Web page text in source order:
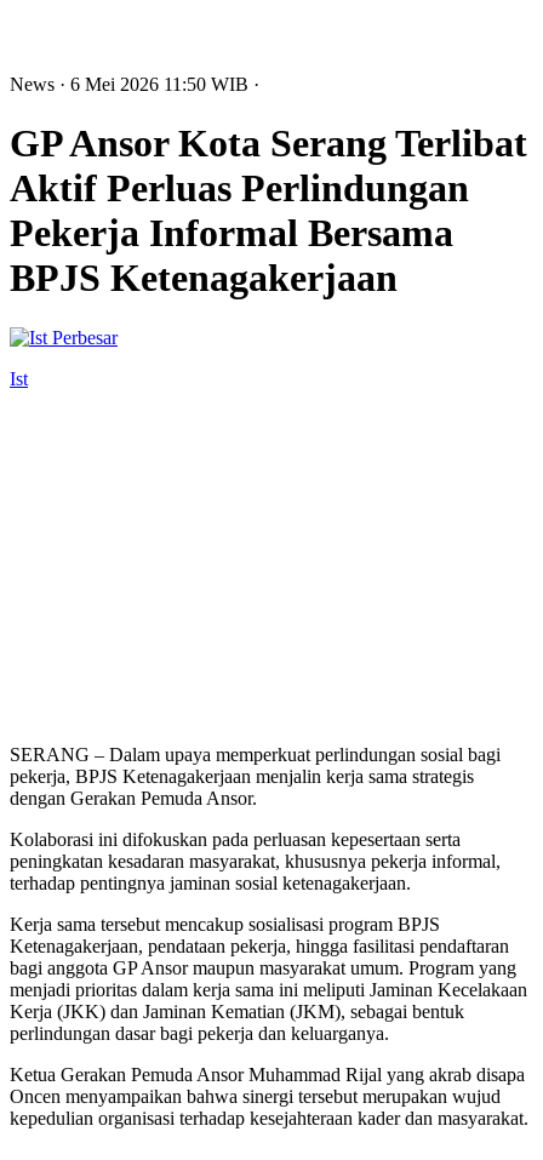
News · 6 Mei 2026 11:50 WIB ·
GP Ansor Kota Serang Terlibat
Aktif Perluas Perlindungan
Pekerja Informal Bersama
BPJS Ketenagakerjaan
Perbesar
Ist
SERANG – Dalam upaya memperkuat perlindungan sosial bagi
pekerja, BPJS Ketenagakerjaan menjalin kerja sama strategis
dengan Gerakan Pemuda Ansor.
Kolaborasi ini difokuskan pada perluasan kepesertaan serta
peningkatan kesadaran masyarakat, khususnya pekerja informal,
terhadap pentingnya jaminan sosial ketenagakerjaan.
Kerja sama tersebut mencakup sosialisasi program BPJS
Ketenagakerjaan, pendataan pekerja, hingga fasilitasi pendaftaran
bagi anggota GP Ansor maupun masyarakat umum. Program yang
menjadi prioritas dalam kerja sama ini meliputi Jaminan Kecelakaan
Kerja (JKK) dan Jaminan Kematian (JKM), sebagai bentuk
perlindungan dasar bagi pekerja dan keluarganya.
Ketua Gerakan Pemuda Ansor Muhammad Rijal yang akrab disapa
Oncen menyampaikan bahwa sinergi tersebut merupakan wujud
kepedulian organisasi terhadap kesejahteraan kader dan masyarakat.